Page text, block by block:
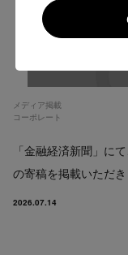
メディア掲載
コーポレート
「金融経済新聞」に
の寄稿を掲載いただき
2026.07.14